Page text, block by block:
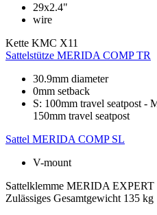
29x2.4"
wire
Kette KMC X11
Sattelstütze MERIDA COMP TR
30.9mm diameter
0mm setback
S: 100mm travel seatpost -
150mm travel seatpost
Sattel MERIDA COMP SL
V-mount
Sattelklemme MERIDA EXPERT
Zulässiges Gesamtgewicht 135 kg